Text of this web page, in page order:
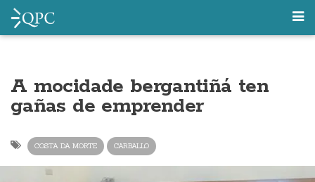
A mocidade bergantiñá ten
gañas de emprender
COSTA DA MORTE CARBALLO